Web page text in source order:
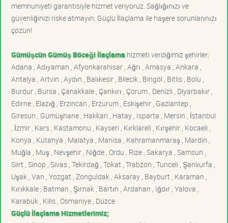
memnuniyeti garantisiyle hizmet veriyoruz. Sağlığınızı ve
güvenliğinizi riske atmayın, Güçlü İlaçlama ile haşere sorunlarınızı
çözün!
Gümüşcün Gümüş Böceği İlaçlama hizmeti verdiğimiz şehirler;
Adana , Adıyaman , Afyonkarahisar , Ağrı , Amasya , Ankara ,
Antalya , Artvin , Aydın , Balıkesir , Bilecik , Bingöl , Bitlis , Bolu ,
Burdur , Bursa , Çanakkale , Çankırı , Çorum , Denizli , Diyarbakır ,
Edirne , Elazığ , Erzincan , Erzurum , Eskişehir , Gaziantep ,
Giresun , Gümüşhane , Hakkari , Hatay , Isparta , Mersin , İstanbul
, İzmir , Kars , Kastamonu , Kayseri , Kırklareli , Kırşehir , Kocaeli ,
Konya , Kütahya , Malatya , Manisa , Kahramanmaraş , Mardin ,
Muğla , Muş , Nevşehir , Niğde , Ordu , Rize , Sakarya , Samsun ,
Siirt , Sinop , Sivas , Tekirdağ , Tokat , Trabzon , Tunceli , Şanlıurfa ,
Uşak , Van , Yozgat , Zonguldak , Aksaray , Bayburt , Karaman ,
Kırıkkale , Batman , Şırnak , Bartın , Ardahan , Iğdır , Yalova ,
Karabük , Kilis , Osmaniye , Düzce
Güçlü İlaçlama Hizmetlerimiz;